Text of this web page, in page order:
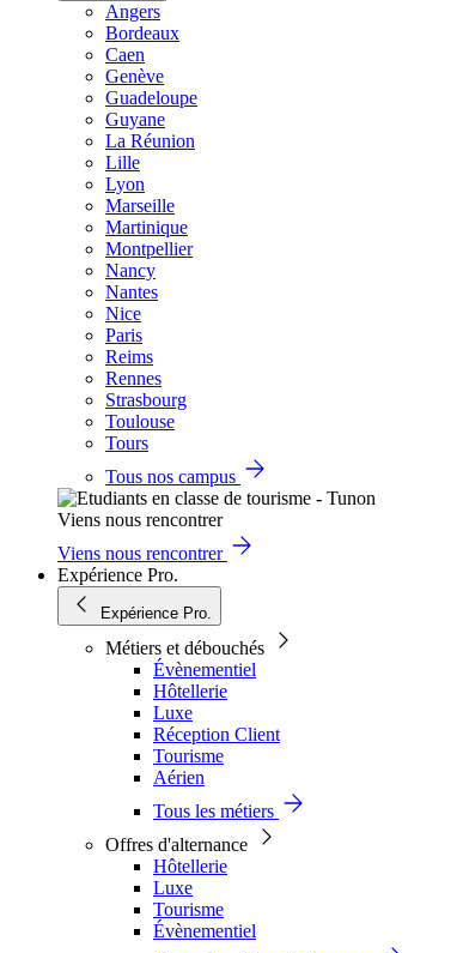
Angers
Bordeaux
Caen
Genève
Guadeloupe
Guyane
La Réunion
Lille
Lyon
Marseille
Martinique
Montpellier
Nancy
Nantes
Nice
Paris
Reims
Rennes
Strasbourg
Toulouse
Tours
Tous nos campus
Viens nous rencontrer
Viens nous rencontrer
Expérience Pro.
Expérience Pro.
Métiers et débouchés
Évènementiel
Hôtellerie
Luxe
Réception Client
Tourisme
Aérien
Tous les métiers
Offres d'alternance
Hôtellerie
Luxe
Tourisme
Évènementiel